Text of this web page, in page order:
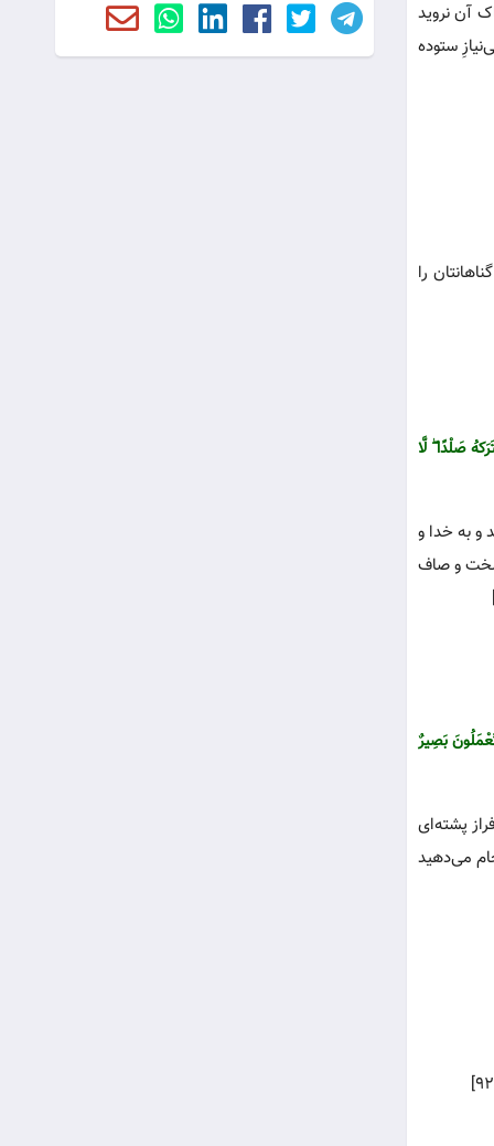
آن نروید
ستوده
را
صَلْدًا ۖ لَّا
و به خدا و
سخت و صاف
بَصِیرٌ
پشته‌ای
می‌دهید